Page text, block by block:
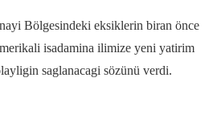
Bölgesindeki eksiklerin biran önce
isadamina ilimize yeni yatirim
saglanacagi sözünü verdi.